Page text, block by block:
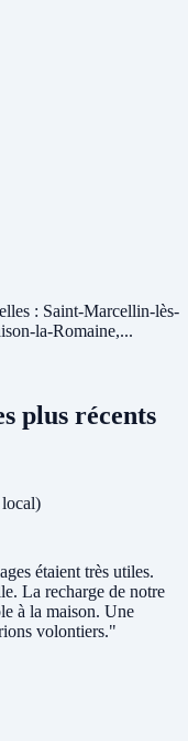
: Saint-Marcellin-lès-
la-Romaine,...
plus récents
local)
étaient très utiles.
La recharge de notre
à la maison. Une
volontiers."